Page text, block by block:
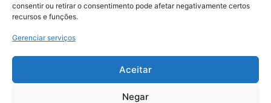
consentir ou retirar o consentimento pode afetar negativamente certos
recursos e funções.
Gerenciar serviços
Aceitar
Negar
© 2026, Todos os direitos reservados | Desenvolvido por:
Digital Business| Hospedado por:NP Publicidade
Fale Conosco
Sobre Nós
Política de Segurança e Privacidade